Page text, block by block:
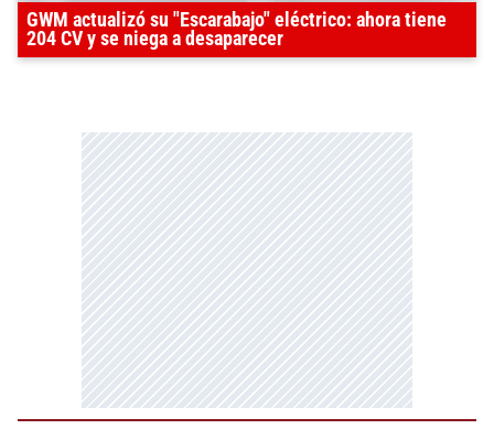
GWM actualizó su "Escarabajo" eléctrico: ahora tiene
204 CV y se niega a desaparecer